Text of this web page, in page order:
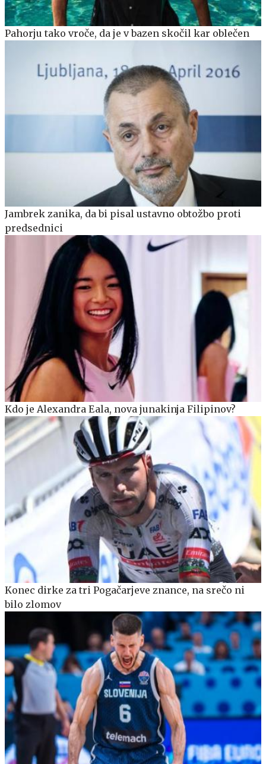
Pahorju tako vroče, da je v bazen skočil kar oblečen
Jambrek zanika, da bi pisal ustavno obtožbo proti
predsednici
Kdo je Alexandra Eala, nova junakinja Filipinov?
Konec dirke za tri Pogačarjeve znance, na srečo ni
bilo zlomov